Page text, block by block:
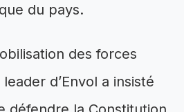
du pays.
des forces
d’Envol a insisté